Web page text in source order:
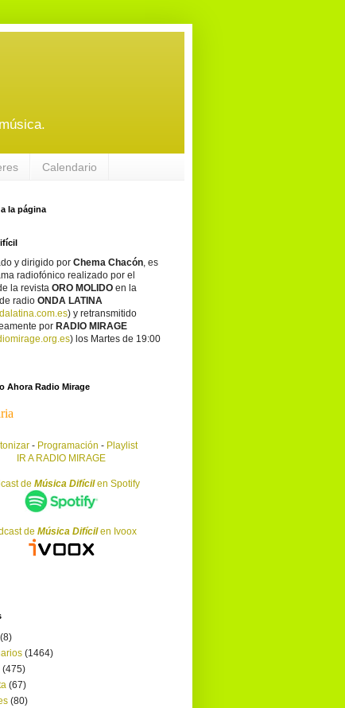
Calendario
la página
y dirigido por Chema Chacón, es
radiofónico realizado por el
la revista ORO MOLIDO en la
radio ONDA LATINA
) y retransmitido
por RADIO MIRAGE
) los Martes de 19:00
Ahora Radio Mirage
- Programación - Playlist
IR A RADIO MIRAGE
de Música Difícilen Spotify
de Música Difícilen Ivoox
(8)
(1464)
(475)
(67)
(80)